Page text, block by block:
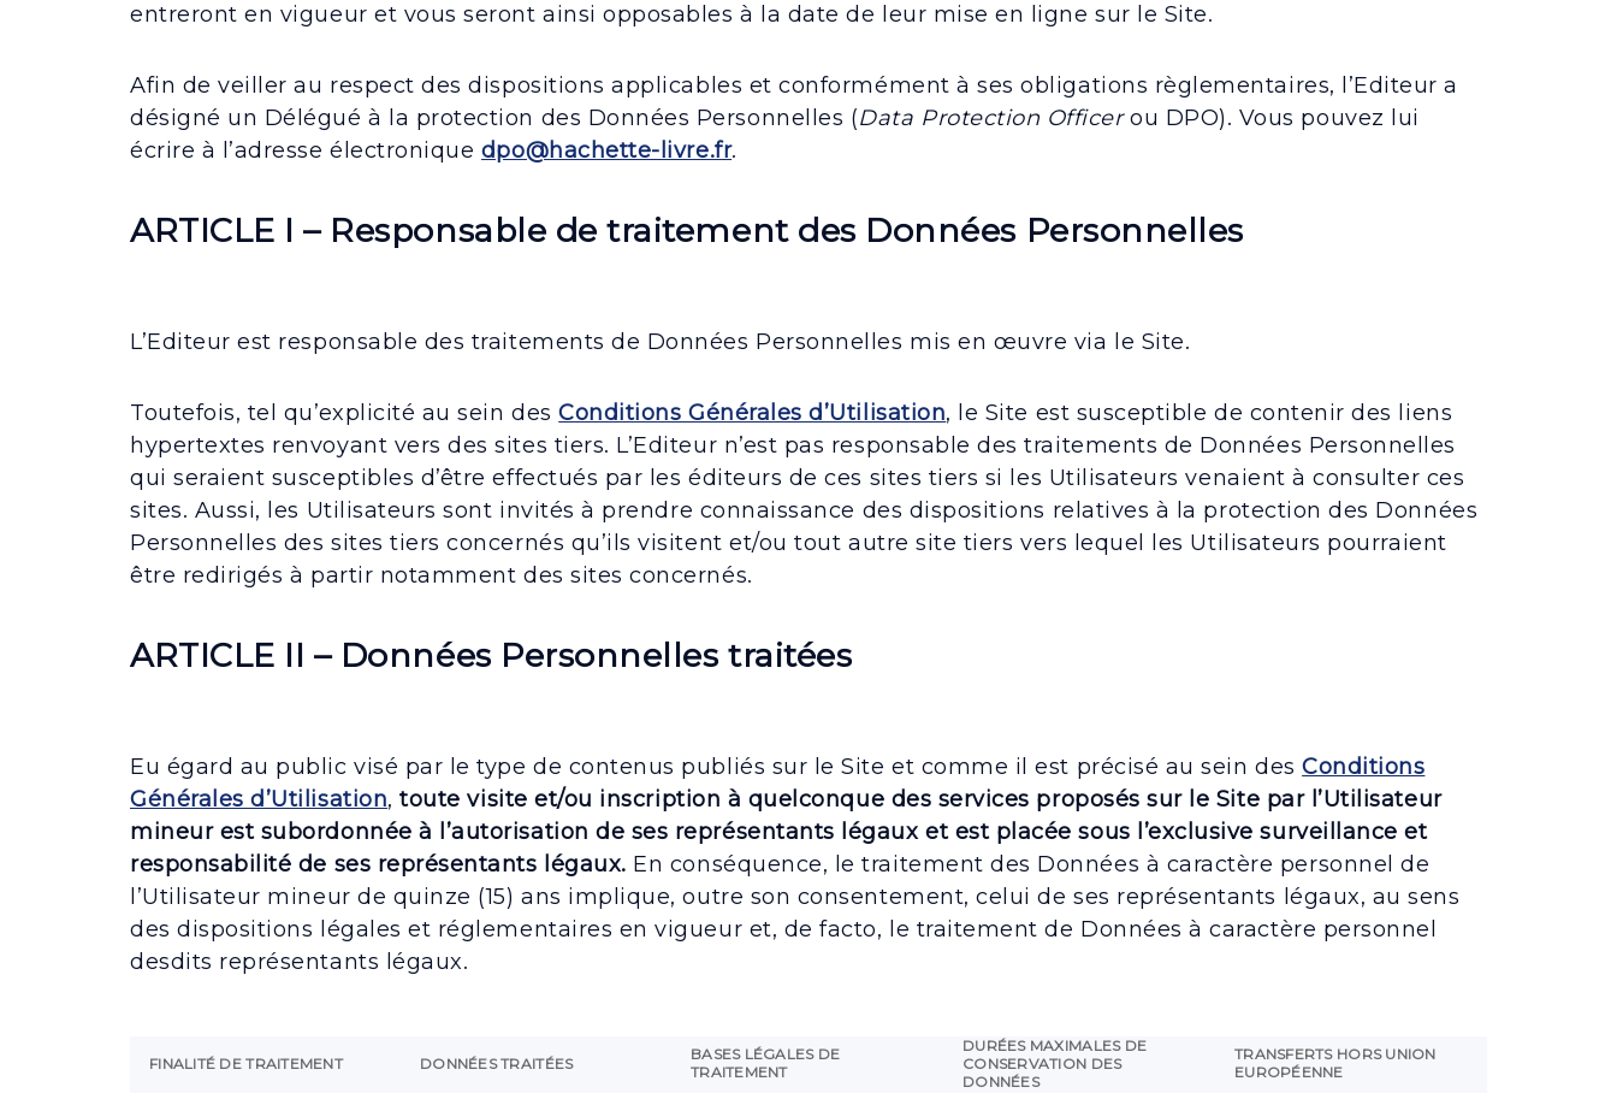
entreront en vigueur et vous seront ainsi opposables à la date de leur mise en ligne sur le Site.
Afin de veiller au respect des dispositions applicables et conformément à ses obligations règlementaires, l’Editeur a
désigné un Délégué à la protection des Données Personnelles (Data Protection Officerou DPO). Vous pouvez lui
écrire à l’adresse électronique dpo@hachette-livre.fr.
ARTICLE I – Responsable de traitement des Données Personnelles
L’Editeur est responsable des traitements de Données Personnelles mis en œuvre via le Site.
Toutefois, tel qu’explicité au sein desConditions Générales d’Utilisation, le Site est susceptible de contenir des liens
hypertextes renvoyant vers des sites tiers. L’Editeur n’est pas responsable des traitements de Données Personnelles
qui seraient susceptibles d’être effectués par les éditeurs de ces sites tiers si les Utilisateurs venaient à consulter ces
sites. Aussi, les Utilisateurs sont invités à prendre connaissance des dispositions relatives à la protection des Données
Personnelles des sites tiers concernés qu’ils visitent et/ou tout autre site tiers vers lequel les Utilisateurs pourraient
être redirigés à partir notamment des sites concernés.
ARTICLE II – Données Personnelles traitées
Eu égard au public visé par le type de contenus publiés sur le Site et comme il est précisé au sein desConditions
Générales d’Utilisation,toute visite et/ou inscription à quelconque des services proposés sur le Site par l’Utilisateur
mineur est subordonnée à l’autorisation de ses représentants légaux et est placée sous l’exclusive surveillance et
responsabilité de ses représentants légaux. En conséquence, le traitement des Données à caractère personnel de
l’Utilisateur mineur de quinze (15) ans implique, outre son consentement, celui de ses représentants légaux, au sens
des dispositions légales et réglementaires en vigueur et, de facto, le traitement de Données à caractère personnel
desdits représentants légaux.
FINALITÉ DE TRAITEMENT DONNÉES TRAITÉES
BASES LÉGALES DE
TRAITEMENT
DURÉES MAXIMALES DE
CONSERVATION DES
DONNÉES
TRANSFERTS HORS UNION
EUROPÉENNE